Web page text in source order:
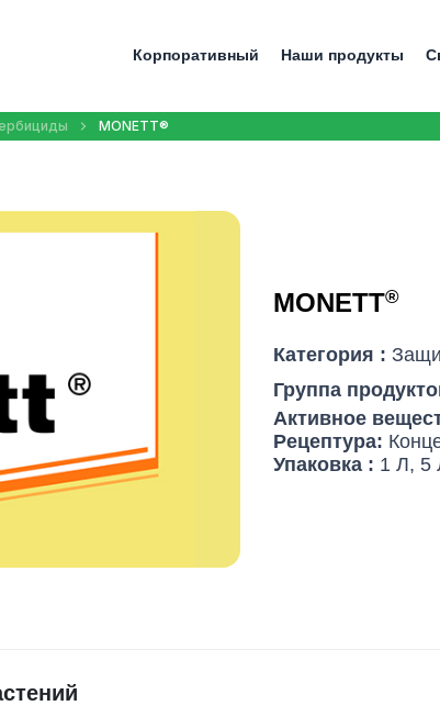
Корпоративный Наши продукты
MONETT®
MONETT®
Категория :
Группа
Активное
Рецептура:
Упаковка : 1 Л, 5